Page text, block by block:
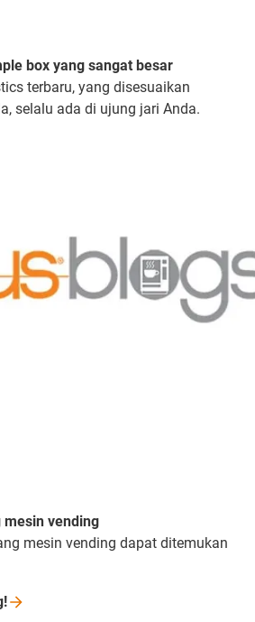
box yang sangat besar
terbaru, yang disesuaikan
selalu ada di ujung jari Anda.
vending
mesin vending dapat ditemukan